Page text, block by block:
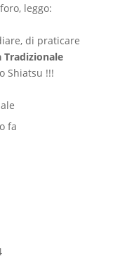
leggo:
di praticare
Tradizionale
Shiatsu !!!
fa